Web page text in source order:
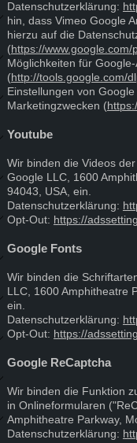
Datenschutzerklärung:
hin, dass Vimeo Google
hierzu auf die
(https://www.google.com/
Möglichkeiten für
(http://tools.google.com/
Einstellungen von
Marketingzwecken (
Youtube
Wir binden die Videos
Google LLC, 1600
94043, USA, ein.
Datenschutzerklärung:
Opt-Out: https://
Google Fonts
Wir binden die
LLC, 1600 Amphitheatre
ein.
Datenschutzerklärung:
Opt-Out: https://
Google ReCaptcha
Wir binden die Funktion
in Onlineformularen
Amphitheatre Parkway,
Datenschutzerklärung: